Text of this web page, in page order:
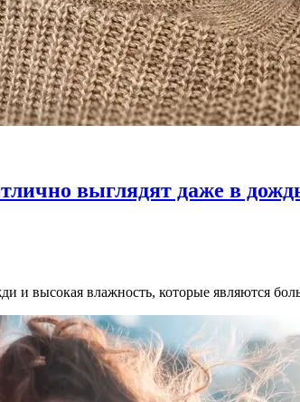
выглядят даже в
и высокая влажность, которые являются